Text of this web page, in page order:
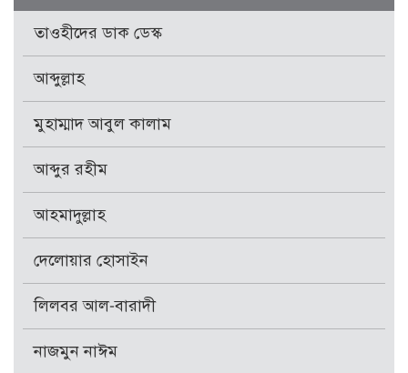
তাওহীদের ডাক ডেস্ক
আব্দুল্লাহ
মুহাম্মাদ আবুল কালাম
আব্দুর রহীম
আহমাদুল্লাহ
দেলোয়ার হোসাইন
লিলবর আল-বারাদী
নাজমুন নাঈম